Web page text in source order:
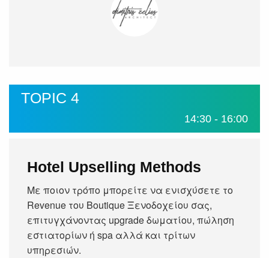
TOPIC 4
14:30 - 16:00
Hotel Upselling Methods
Με ποιον τρόπο μπορείτε να ενισχύσετε το
Revenue του Boutique Ξενοδοχείου σας,
επιτυγχάνοντας upgrade δωματίου, πώληση
εστιατορίων ή spa αλλά και τρίτων
υπηρεσιών.
SUBSCRIBE